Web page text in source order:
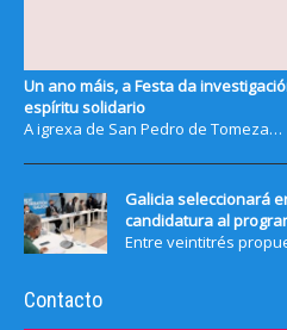
Un ano máis, a Festa da
espíritu solidario
A igrexa de San Pedro de Tomeza…
Galicia seleccionará
candidatura al
Entre veintitrés
Contacto